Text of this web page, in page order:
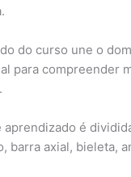
do curso une o
para compreender
aprendizado é
barra axial, bieleta,